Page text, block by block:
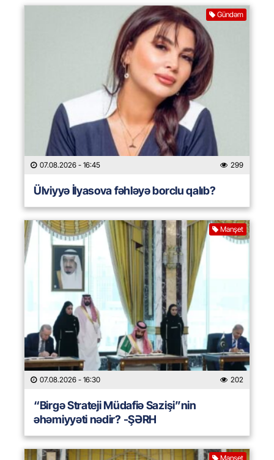
Gündəm
07.08.2026 - 16:45 299
Ülviyyə İlyasova fəhləyə borclu qalıb?
Manşet
07.08.2026 - 16:30 202
“Birgə Strateji Müdafiə Sazişi”nin
əhəmiyyəti nədir? -ŞƏRH
Manşet